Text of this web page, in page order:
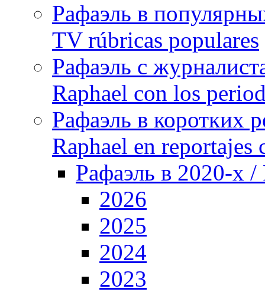
Рафаэль в
TV rúbricas populares
Рафаэль с
Raphael con los
Рафаэль в коротких
Raphael en reportajes
Рафаэль в 2020-х /
2026
2025
2024
2023